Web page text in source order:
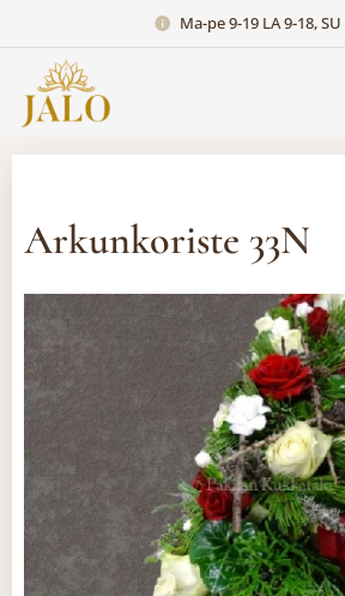
Ma-pe 9-19 LA 9-18,
Arkunkoriste 33N